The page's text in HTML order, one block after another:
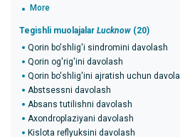
More
Tegishli muolajalar Lucknow (20)
Qorin bo'shlig'i sindromini davolash
Qorin og'rig'ini davolash
Qorin bo'shlig'ini ajratish uchun
Abstsessni davolash
Absans tutilishni davolash
Axondroplaziyani davolash
Kislota reflyuksini davolash